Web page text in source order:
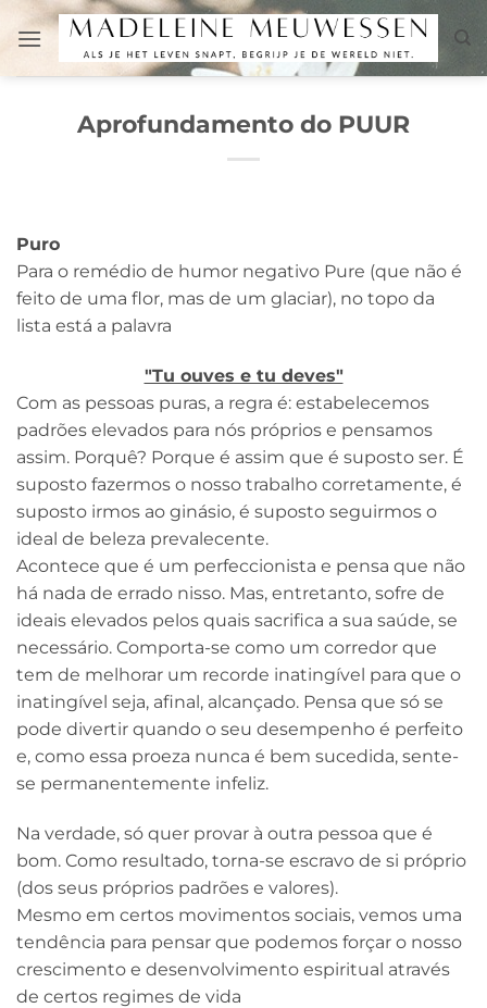
content
Aprofundamento do PUUR
Puro
Para o remédio de humor negativo Pure (que não é
feito de uma flor, mas de um glaciar), no topo da
lista está a palavra
"Tu ouves e tu deves"
Com as pessoas puras, a regra é: estabelecemos
padrões elevados para nós próprios e pensamos
assim. Porquê? Porque é assim que é suposto ser. É
suposto fazermos o nosso trabalho corretamente, é
suposto irmos ao ginásio, é suposto seguirmos o
ideal de beleza prevalecente.
Acontece que é um perfeccionista e pensa que não
há nada de errado nisso. Mas, entretanto, sofre de
ideais elevados pelos quais sacrifica a sua saúde, se
necessário. Comporta-se como um corredor que
tem de melhorar um recorde inatingível para que o
inatingível seja, afinal, alcançado. Pensa que só se
pode divertir quando o seu desempenho é perfeito
e, como essa proeza nunca é bem sucedida, sente-
se permanentemente infeliz.
Na verdade, só quer provar à outra pessoa que é
bom. Como resultado, torna-se escravo de si próprio
(dos seus próprios padrões e valores).
Mesmo em certos movimentos sociais, vemos uma
tendência para pensar que podemos forçar o nosso
crescimento e desenvolvimento espiritual através
de certos regimes de vida